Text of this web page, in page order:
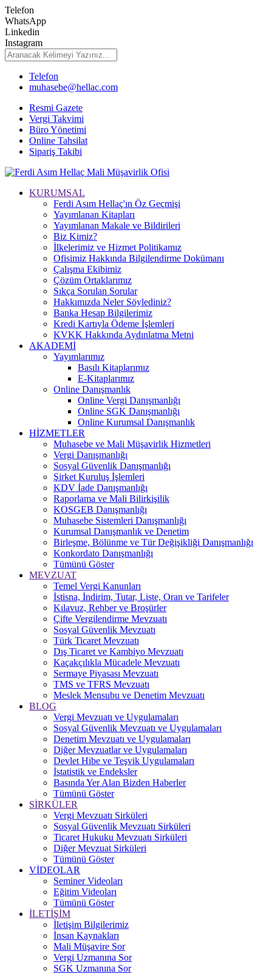
Telefon
WhatsApp
Linkedin
Instagram
Telefon
muhasebe@hellac.com
Resmi Gazete
Vergi Takvimi
Büro Yönetimi
Online Tahsilat
Sipariş Takibi
KURUMSAL
Ferdi Asım Hellaç'ın Öz Geçmişi
Yayımlanan Kitapları
Yayımlanan Makale ve Bildirileri
Biz Kimiz?
İlkelerimiz ve Hizmet Politikamız
Ofisimiz Hakkında Bilgilendirme Dokümanı
Çalışma Ekibimiz
Çözüm Ortaklarımız
Sıkça Sorulan Sorular
Hakkımızda Neler Söylediniz?
Banka Hesap Bilgilerimiz
Kredi Kartıyla Ödeme İşlemleri
KVKK Hakkında Aydınlatma Metni
AKADEMİ
Yayımlarımız
Basılı Kitaplarımız
E-Kitaplarımız
Online Danışmanlık
Online Vergi Danışmanlığı
Online SGK Danışmanlığı
Online Kurumsal Danışmanlık
HİZMETLER
Muhasebe ve Mali Müşavirlik Hizmetleri
Vergi Danışmanlığı
Sosyal Güvenlik Danışmanlığı
Şirket Kuruluş İşlemleri
KDV İade Danışmanlığı
Raporlama ve Mali Bilirkişilik
KOSGEB Danışmanlığı
Muhasebe Sistemleri Danışmanlığı
Kurumsal Danışmanlık ve Denetim
Birleşme, Bölünme ve Tür Değişikliği Danışmanlığı
Konkordato Danışmanlığı
Tümünü Göster
MEVZUAT
Temel Vergi Kanunları
İstisna, İndirim, Tutar, Liste, Oran ve Tarifeler
Kılavuz, Rehber ve Broşürler
Çifte Vergilendirme Mevzuatı
Sosyal Güvenlik Mevzuatı
Türk Ticaret Mevzuatı
Dış Ticaret ve Kambiyo Mevzuatı
Kaçakçılıkla Mücadele Mevzuatı
Sermaye Piyasası Mevzuatı
TMS ve TFRS Mevzuatı
Meslek Mensubu ve Denetim Mevzuatı
BLOG
Vergi Mevzuatı ve Uygulamaları
Sosyal Güvenlik Mevzuatı ve Uygulamaları
Denetim Mevzuatı ve Uygulamaları
Diğer Mevzuatlar ve Uygulamaları
Devlet Hibe ve Teşvik Uygulamaları
İstatistik ve Endeksler
Basında Yer Alan Bizden Haberler
Tümünü Göster
SİRKÜLER
Vergi Mevzuatı Sirküleri
Sosyal Güvenlik Mevzuatı Sirküleri
Ticaret Hukuku Mevzuatı Sirküleri
Diğer Mevzuat Sirküleri
Tümünü Göster
VİDEOLAR
Seminer Videoları
Eğitim Videoları
Tümünü Göster
İLETİŞİM
İletişim Bilgilerimiz
İnsan Kaynakları
Mali Müşavire Sor
Vergi Uzmanına Sor
SGK Uzmanına Sor